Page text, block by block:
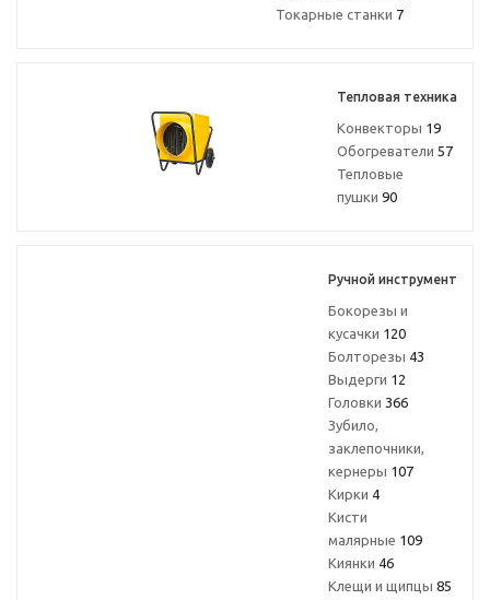
Токарные станки 7
Тепловая техника
Конвекторы 19
Обогреватели 57
Тепловые
пушки 90
Ручной инструмент
Бокорезы и
кусачки 120
Болторезы 43
Выдерги 12
Головки 366
Зубило,
заклепочники,
кернеры 107
Кирки 4
Кисти
малярные 109
Киянки 46
Клещи и щипцы 85